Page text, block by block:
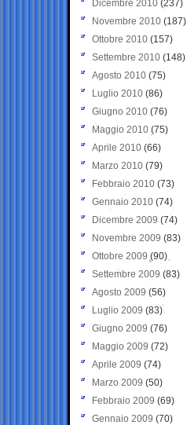
Dicembre 2010 (237)
Novembre 2010 (187)
Ottobre 2010 (157)
Settembre 2010 (148)
Agosto 2010 (75)
Luglio 2010 (86)
Giugno 2010 (76)
Maggio 2010 (75)
Aprile 2010 (66)
Marzo 2010 (79)
Febbraio 2010 (73)
Gennaio 2010 (74)
Dicembre 2009 (74)
Novembre 2009 (83)
Ottobre 2009 (90)
Settembre 2009 (83)
Agosto 2009 (56)
Luglio 2009 (83)
Giugno 2009 (76)
Maggio 2009 (72)
Aprile 2009 (74)
Marzo 2009 (50)
Febbraio 2009 (69)
Gennaio 2009 (70)